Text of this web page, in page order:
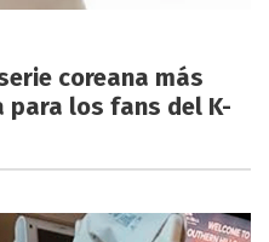
coreana más
los fans del K-